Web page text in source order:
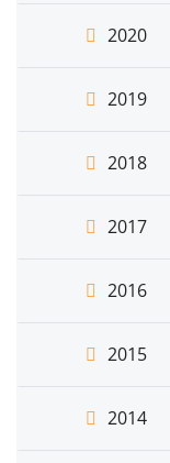
2020
2019
2018
2017
2016
2015
2014